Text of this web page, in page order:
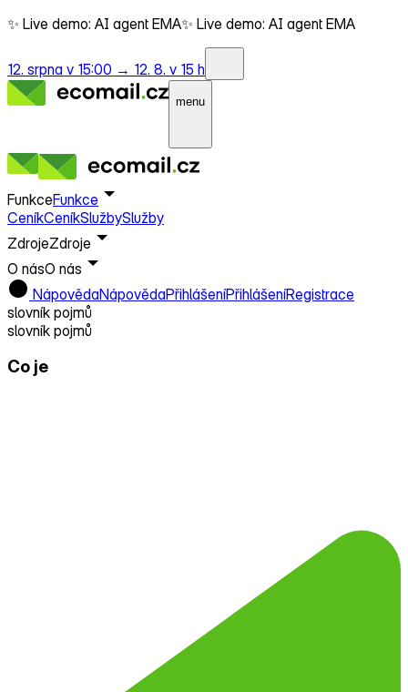
✨ Live demo: AI agent EMA✨ Live demo: AI agent EMA
12. srpna v 15:00 → 12. 8. v 15 h
menu
FunkceFunkce
CeníkCeníkSlužbySlužby
ZdrojeZdroje
O násO nás
NápovědaNápovědaPřihlášeníPřihlášeníRegistrace
slovník pojmů
slovník pojmů
Co je